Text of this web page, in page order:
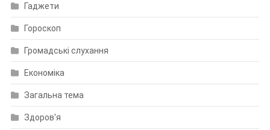
Гаджети
Гороскоп
Громадські слухання
Економіка
Загальна тема
Здоров'я